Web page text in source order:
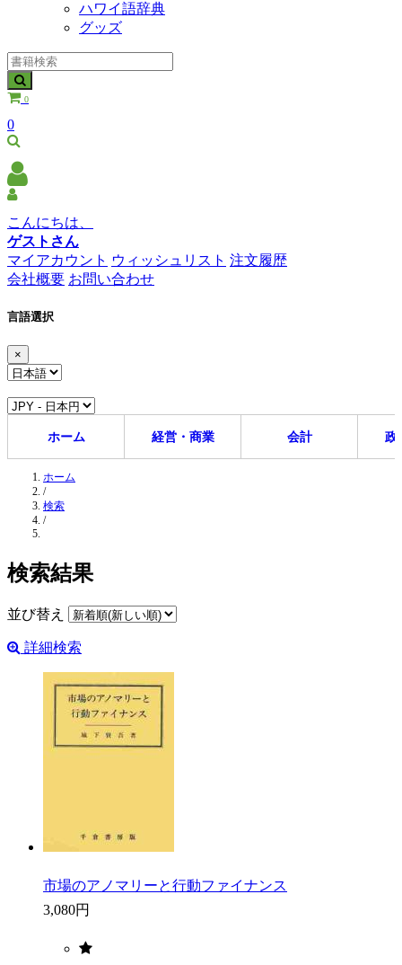
ハワイ語辞典
グッズ
0
0
こんにちは、
ゲストさん
マイアカウント ウィッシュリスト 注文履歴
会社概要 お問い合わせ
言語選択
×
ホーム 経営・商業 会計 政
ホーム
/
検索
/
検索結果
並び替え
詳細検索
市場のアノマリーと行動ファイナンス
3,080円